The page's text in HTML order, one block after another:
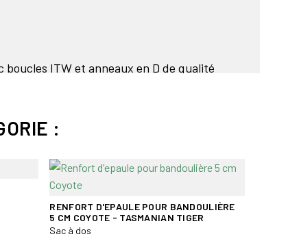
boucles ITW et anneaux en D de qualité
évacuer l'air du sac
(carte d'identité/forfait de ski, etc.).
pour être immergé intentionnellement.
:
RENFORT D'EPAULE POUR BANDOULIÈRE
5 CM COYOTE - TASMANIAN TIGER
Sac à dos